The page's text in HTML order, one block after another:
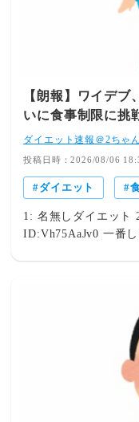
ている人を見ると、
それでも、相手に拒
ともあるのですが、
のかもな」と振り返
それぞれ、経験して
ら得てきた考え方・
から、こう」とか、
ないことが多いと思
難なくやってのけて
私は思うのでした
る場合もあります。
力が落ちてるのかな
サラーって吸収しそ
てるんだと思う。そ
たりしてるからすん
す。＜運動＞ストレ
【朗報】ワイデ
いに食事制限に挑
ダイエット速報＠2ちゃ
投稿日時：2026/08/06
ダイエット
1: 名無しダイエット 2022/07/19(火) 07:57:25.90